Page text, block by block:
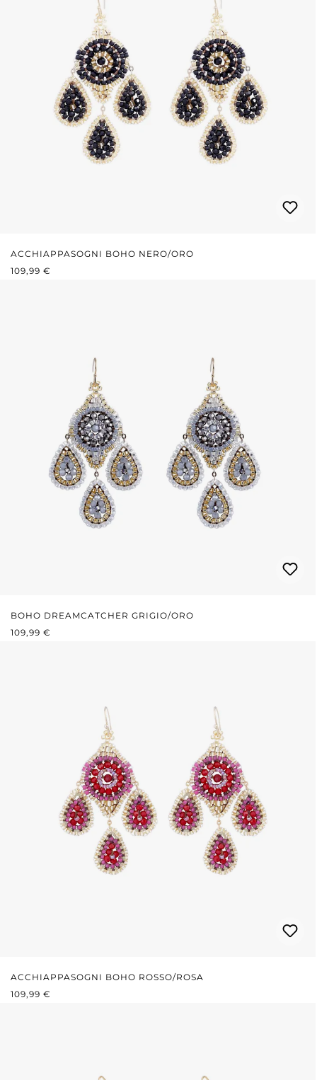
ACCHIAPPASOGNI BOHO NERO/ORO
PREZZO NORMALE:
109,99 €
BOHO DREAMCATCHER GRIGIO/ORO
PREZZO NORMALE:
109,99 €
ACCHIAPPASOGNI BOHO ROSSO/ROSA
PREZZO NORMALE:
109,99 €